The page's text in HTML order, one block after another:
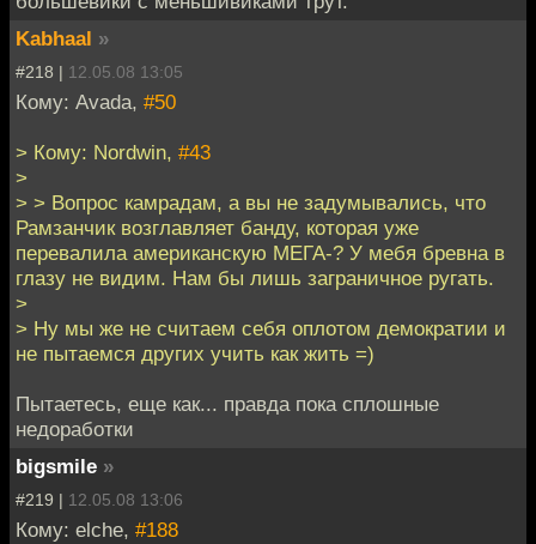
Kabhaal »
#218 | 12.05.08 13:05
Кому: Avada, #50
> Кому: Nordwin, #43
>
> > Вопрос камрадам, а вы не задумывались, что
Рамзанчик возглавляет банду, которая уже
перевалила американскую МЕГА-? У мебя бревна в
глазу не видим. Нам бы лишь заграничное ругать.
>
> Ну мы же не считаем себя оплотом демократии и
не пытаемся других учить как жить =)
Пытаетесь, еще как... правда пока сплошные
недоработки
bigsmile »
#219 | 12.05.08 13:06
Кому: elche, #188